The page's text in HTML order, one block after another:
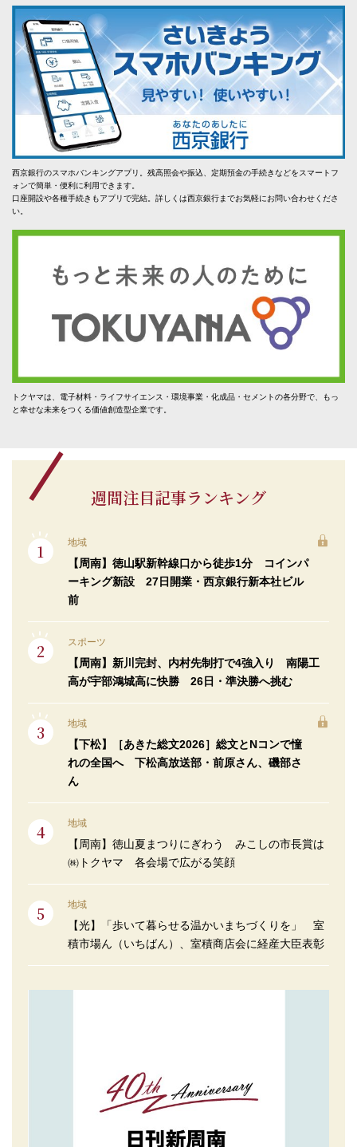
西京銀行のスマホバンキングアプリ。残高照会や振込、定期預金の手続きなどをスマートフ
ォンで簡単・便利に利用できます。
口座開設や各種手続きもアプリで完結。詳しくは西京銀行までお気軽にお問い合わせくださ
い。
トクヤマは、電子材料・ライフサイエンス・環境事業・化成品・セメントの各分野で、もっ
と幸せな未来をつくる価値創造型企業です。
週間注目記事ランキング
地域
【周南】徳山駅新幹線口から徒歩1分 コインパ
ーキング新設 27日開業・西京銀行新本社ビル
前
スポーツ
【周南】新川完封、内村先制打で4強入り 南陽工
高が宇部鴻城高に快勝 26日・準決勝へ挑む
地域
【下松】［あきた総文2026］総文とNコンで憧
れの全国へ 下松高放送部・前原さん、磯部さ
ん
地域
【周南】徳山夏まつりにぎわう みこしの市長賞は
㈱トクヤマ 各会場で広がる笑顔
地域
【光】「歩いて暮らせる温かいまちづくりを」 室
積市場ん（いちばん）、室積商店会に経産大臣表彰